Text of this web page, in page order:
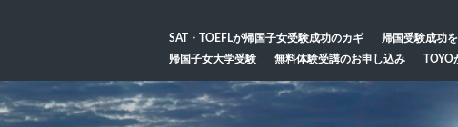
SAT・TOEFLが帰国子女受験成功のカギ 帰国受験成功
帰国子女大学受験
無料体験受講のお申し込み TOYO